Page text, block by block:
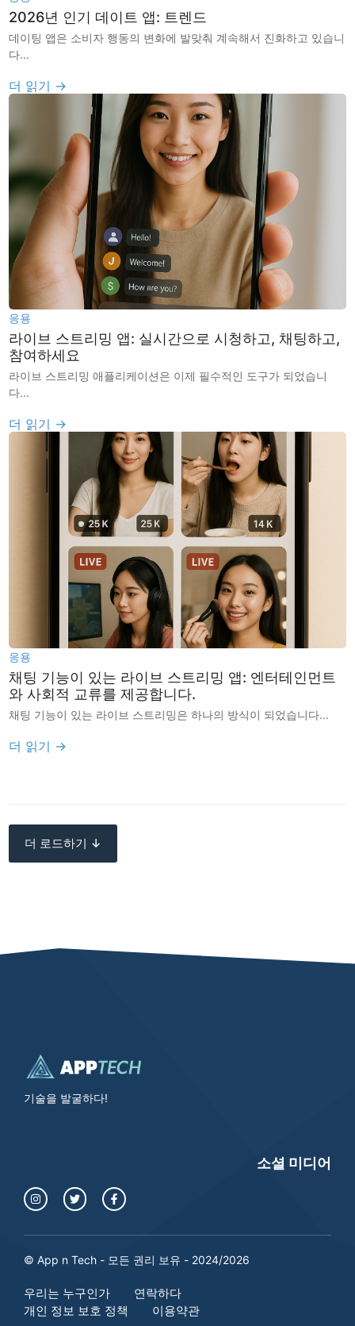
2026년 인기 데이트 앱: 트렌드
데이팅 앱은 소비자 행동의 변화에 발맞춰 계속해서 진화하고 있습니
다...
더 읽기 →
응용
라이브 스트리밍 앱: 실시간으로 시청하고, 채팅하고,
참여하세요
라이브 스트리밍 애플리케이션은 이제 필수적인 도구가 되었습니
다...
더 읽기 →
응용
채팅 기능이 있는 라이브 스트리밍 앱: 엔터테인먼트
와 사회적 교류를 제공합니다.
채팅 기능이 있는 라이브 스트리밍은 하나의 방식이 되었습니다...
더 읽기 →
더 로드하기 ↓
기술을 발굴하다!
소셜 미디어
© App n Tech - 모든 권리 보유 - 2024/2026
우리는 누구인가
연락하다
개인 정보 보호 정책
이용약관